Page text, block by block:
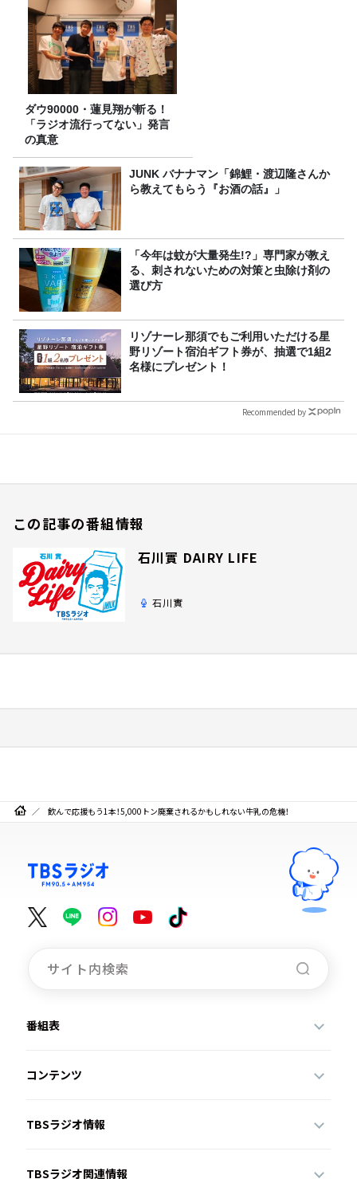
ダウ90000・蓮見翔が斬る！
「ラジオ流行ってない」発言
の真意
JUNK バナナマン「錦鯉・渡辺隆さんか
ら教えてもらう『お酒の話』」
「今年は蚊が大量発生!?」専門家が教え
る、刺されないための対策と虫除け剤の
選び方
リゾナーレ那須でもご利用いただける星
野リゾート宿泊ギフト券が、抽選で1組2
名様にプレゼント！
Recommended by
この記事の番組情報
石川實 DAIRY LIFE
石川實
飲んで応援もう1本！5,000トン廃棄されるかもしれない牛乳の危機！
番組表
コンテンツ
TBSラジオ情報
TBSラジオ関連情報